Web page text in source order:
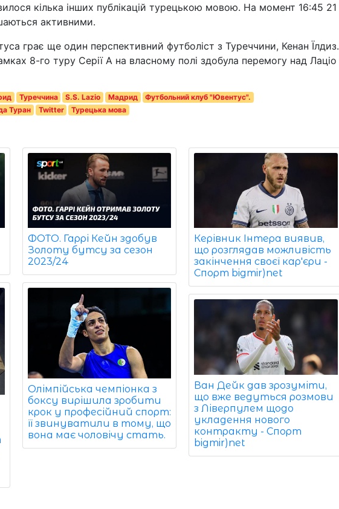
кілька інших публікацій турецькою мовою. На момент 16:45 21
активними.
грає ще один перспективний футболіст з Туреччини, Кенан Їлдиз.
8-го туру Серії А на власному полі здобула перемогу над Лаціо
Туреччина S.S. Lazio Мадрид
Футбольний клуб "Ювентус".
Туран Twitter Турецька мова
ФОТО. Гаррі Кейн здобув
Золоту бутсу за сезон
2023/24
Олімпійська чемпіонка з
боксу вирішила зробити
крок у професійний спорт:
її звинуватили в тому, що
вона має чоловічу стать.
Керівник Інтера виявив,
що розглядав можливість
закінчення своєї кар'єри -
Спорт bigmir)net
Ван Дейк дав зрозуміти,
що вже ведуться розмови
з Ліверпулем щодо
укладення нового
контракту - Спорт
bigmir)net